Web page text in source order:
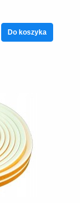
Do koszyka